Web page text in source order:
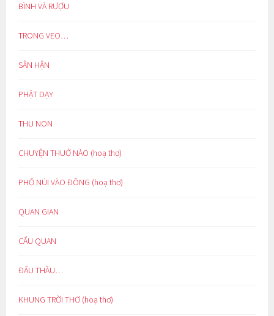
BÌNH VÀ RƯỢU
TRONG VEO…
SÂN HẬN
PHẬT DẠY
THU NON
CHUYỆN THUỞ NÀO (hoạ thơ)
PHỐ NÚI VÀO ĐÔNG (hoạ thơ)
QUAN GIAN
CẨU QUAN
ĐẤU THẦU…
KHUNG TRỜI THƠ (hoạ thơ)